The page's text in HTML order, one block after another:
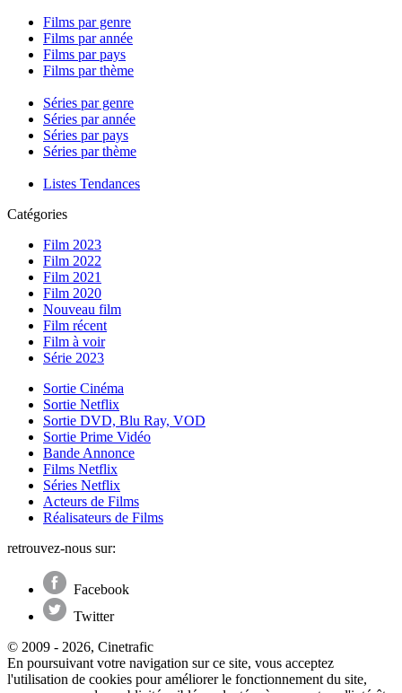
Films par genre
Films par année
Films par pays
Films par thème
Séries par genre
Séries par année
Séries par pays
Séries par thème
Listes Tendances
Catégories
Film 2023
Film 2022
Film 2021
Film 2020
Nouveau film
Film récent
Film à voir
Série 2023
Sortie Cinéma
Sortie Netflix
Sortie DVD, Blu Ray, VOD
Sortie Prime Vidéo
Bande Annonce
Films Netflix
Séries Netflix
Acteurs de Films
Réalisateurs de Films
retrouvez-nous sur:
Facebook
Twitter
© 2009 - 2026, Cinetrafic
En poursuivant votre navigation sur ce site, vous acceptez
l'utilisation de cookies pour améliorer le fonctionnement du site,